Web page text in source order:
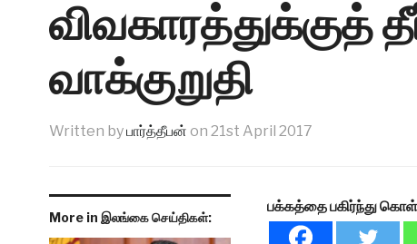
விவகாரத்துக்குத்
வாக்குறுதி
Written byபார்த்தீபன் on 21st April 2017
More in இலங்கை செய்திகள்:
பக்கத்தை பகிர்ந்து